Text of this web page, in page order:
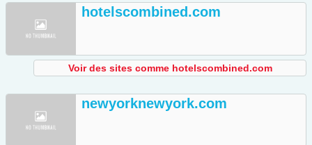
hotelscombined.com
Voir des sites comme hotelscombined.com
newyorknewyork.com